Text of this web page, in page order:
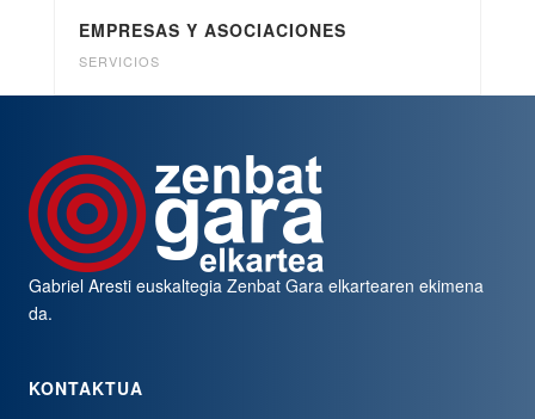
EMPRESAS Y ASOCIACIONES
SERVICIOS
Gabriel Aresti euskaltegiaZenbat Gara elkartearen ekimena
da.
KONTAKTUA